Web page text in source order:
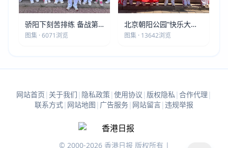
骄阳下刻苦排练 备战第
五届莫斯科世界大健康运
图集 · 6071浏览
北京朝阳公园“快乐大本
营”建党105周年庆祝活动
图集 · 13642浏览
网站首页 | 关于我们 | 隐私政策| 使用协议 | 版权隐私 | 合作代理 |
联系方式| 网站地图 | 广告服务| 网站留言| 违规举报
© 2000-2026 香港日报 版权所有 |